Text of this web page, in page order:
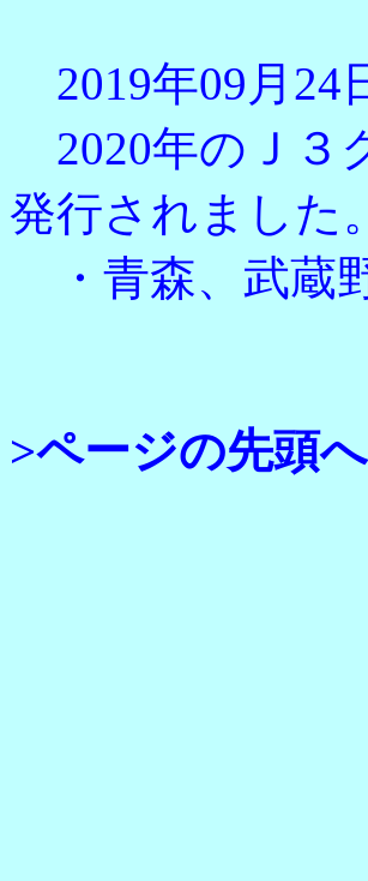
2019年09月24
2020年のＪ３
発行されました。
・青森、武蔵
>ページの先頭へ